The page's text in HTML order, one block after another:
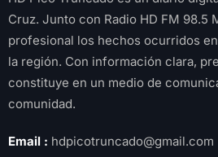
Cruz. Junto con Radio HD FM 98.5
profesional los hechos ocurridos
la región. Con información clara,
constituye en un medio de
comunidad.
Email : hdpicotruncado@gmail.com